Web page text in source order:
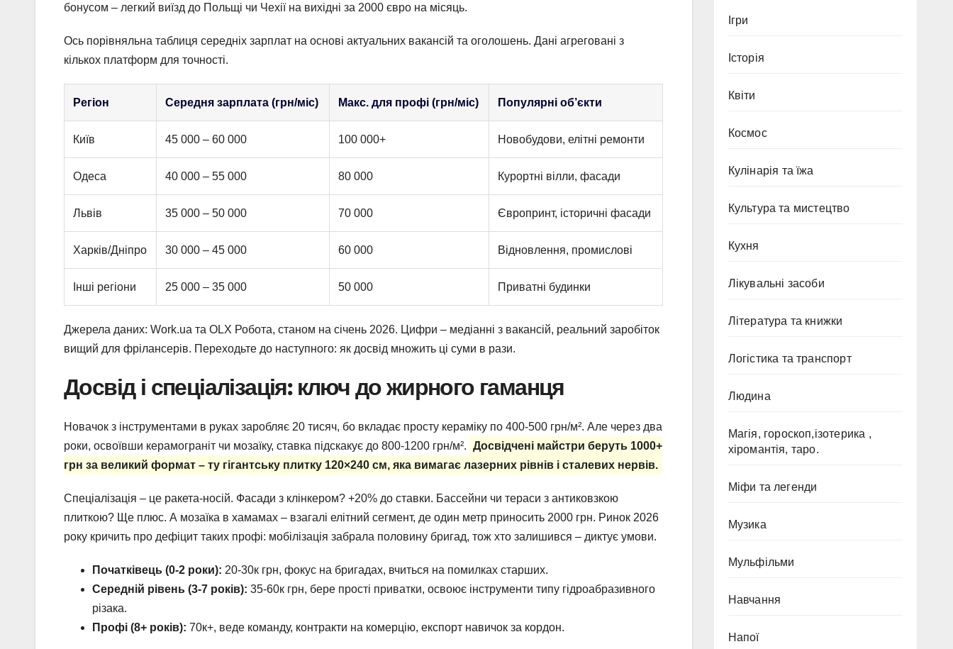
бонусом – легкий виїзд до Польщі чи Чехії на вихідні за 2000 євро на місяць.
Ось порівняльна таблиця середніх зарплат на основі актуальних вакансій та оголошень. Дані агреговані з
кількох платформ для точності.
Регіон Середня зарплата (грн/міс) Макс. для профі (грн/міс) Популярні об’єкти
Київ 45 000 – 60 000 100 000+ Новобудови, елітні ремонти
Одеса 40 000 – 55 000 80 000 Курортні вілли, фасади
Львів 35 000 – 50 000 70 000 Європринт, історичні фасади
Харків/Дніпро 30 000 – 45 000 60 000 Відновлення, промислові
Інші регіони 25 000 – 35 000 50 000 Приватні будинки
Джерела даних: Work.ua та OLX Робота, станом на січень 2026. Цифри – медіанні з вакансій, реальний заробіток
вищий для фрілансерів. Переходьте до наступного: як досвід множить ці суми в рази.
Досвід і спеціалізація: ключ до жирного гаманця
Новачок з інструментами в руках заробляє 20 тисяч, бо вкладає просту кераміку по 400-500 грн/м². Але через два
роки, освоївши керамограніт чи мозаїку, ставка підскакує до 800-1200 грн/м². Досвідчені майстри беруть 1000+
грн за великий формат – ту гігантську плитку 120×240 см, яка вимагає лазерних рівнів і сталевих нервів.
Спеціалізація – це ракета-носій. Фасади з клінкером? +20% до ставки. Бассейни чи тераси з антиковзкою
плиткою? Ще плюс. А мозаїка в хамамах – взагалі елітний сегмент, де один метр приносить 2000 грн. Ринок 2026
року кричить про дефіцит таких профі: мобілізація забрала половину бригад, тож хто залишився – диктує умови.
Початківець (0-2 роки): 20-30к грн, фокус на бригадах, вчиться на помилках старших.
Середній рівень (3-7 років): 35-60к грн, бере прості приватки, освоює інструменти типу гідроабразивного
різакa.
Профі (8+ років): 70к+, веде команду, контракти на комерцію, експорт навичок за кордон.
Ігри
Історія
Квіти
Космос
Кулінарія та їжа
Культура та мистецтво
Кухня
Лікувальні засоби
Література та книжки
Логістика та транспорт
Людина
Магія, гороскоп,ізотерика ,
хіромантія, таро.
Міфи та легенди
Музика
Мульфільми
Навчання
Напої